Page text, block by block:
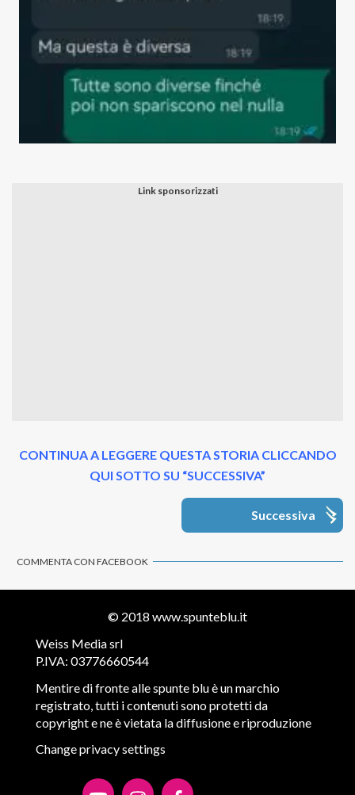
CONTINUA A LEGGERE QUESTA STORIA CLICCANDO
QUI SOTTO SU “SUCCESSIVA”
Successiva
COMMENTA CON FACEBOOK
© 2018 www.spunteblu.it
Weiss Media srl
P.IVA: 03776660544
Mentire di fronte alle spunte blu è un marchio
registrato, tutti i contenuti sono protetti da
copyright e ne è vietata la diffusione e riproduzione
Change privacy settings